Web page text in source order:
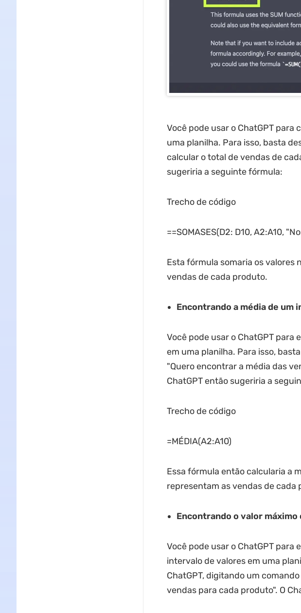
Você pode usar o ChatGPT
uma planilha. Para isso, basta
calcular o total de vendas de
sugeriria a seguinte fórmula:
Trecho de código
==SOMASES(D2: D10, A2:A10,
Esta fórmula somaria os valores
vendas de cada produto.
Encontrando a média de um
Você pode usar o ChatGPT
em uma planilha. Para isso,
"Quero encontrar a média das
ChatGPT então sugeriria a
Trecho de código
=MÉDIA(A2:A10)
Essa fórmula então calcularia a
representam as vendas de cada
Encontrando o valor
Você pode usar o ChatGPT
intervalo de valores em uma
ChatGPT, digitando um
vendas para cada produto". O